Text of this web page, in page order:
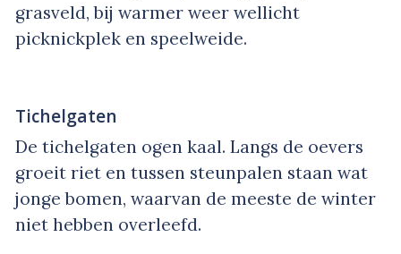
grasveld, bij warmer weer wellicht
picknickplek en speelweide.
Tichelgaten
De tichelgaten ogen kaal. Langs de oevers
groeit riet en tussen steunpalen staan wat
jonge bomen, waarvan de meeste de winter
niet hebben overleefd.